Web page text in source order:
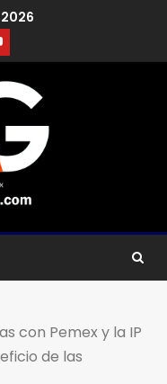
con Pemex y la IP
de las